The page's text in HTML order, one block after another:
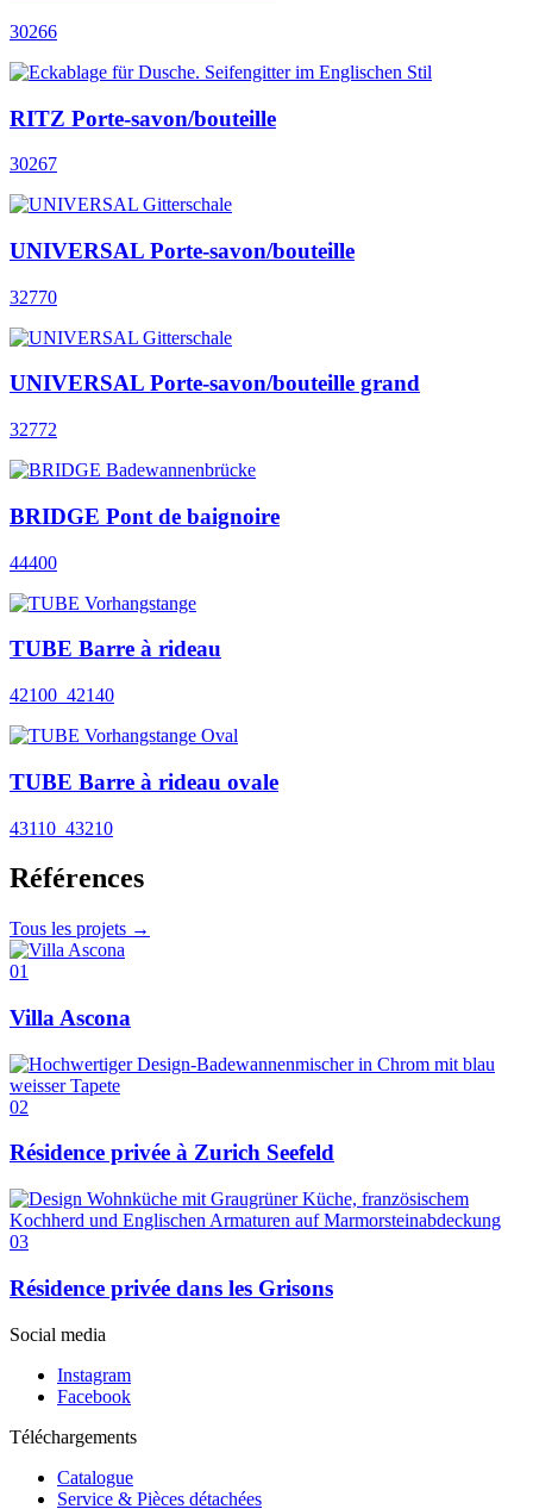
30266
RITZ Porte-savon/bouteille
30267
UNIVERSAL Porte-savon/bouteille
32770
UNIVERSAL Porte-savon/bouteille grand
32772
BRIDGE Pont de baignoire
44400
TUBE Barre à rideau
42100_42140
TUBE Barre à rideau ovale
43110_43210
Références
Tous les projets →
01
Villa Ascona
02
Résidence privée à Zurich Seefeld
03
Résidence privée dans les Grisons
Social media
Instagram
Facebook
Téléchargements
Catalogue
Service & Pièces détachées